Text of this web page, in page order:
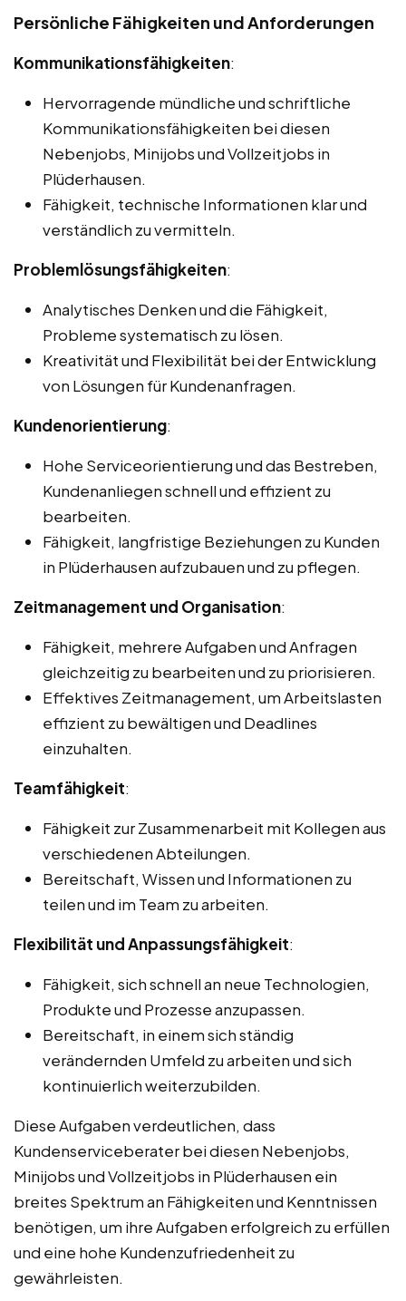
Persönliche Fähigkeiten und Anforderungen
Kommunikationsfähigkeiten:
Hervorragende mündliche und schriftliche
Kommunikationsfähigkeiten bei diesen
Nebenjobs, Minijobs und Vollzeitjobs in
Plüderhausen.
Fähigkeit, technische Informationen klar und
verständlich zu vermitteln.
Problemlösungsfähigkeiten:
Analytisches Denken und die Fähigkeit,
Probleme systematisch zu lösen.
Kreativität und Flexibilität bei der Entwicklung
von Lösungen für Kundenanfragen.
Kundenorientierung:
Hohe Serviceorientierung und das Bestreben,
Kundenanliegen schnell und effizient zu
bearbeiten.
Fähigkeit, langfristige Beziehungen zu Kunden
in Plüderhausen aufzubauen und zu pflegen.
Zeitmanagement und Organisation:
Fähigkeit, mehrere Aufgaben und Anfragen
gleichzeitig zu bearbeiten und zu priorisieren.
Effektives Zeitmanagement, um Arbeitslasten
effizient zu bewältigen und Deadlines
einzuhalten.
Teamfähigkeit:
Fähigkeit zur Zusammenarbeit mit Kollegen aus
verschiedenen Abteilungen.
Bereitschaft, Wissen und Informationen zu
teilen und im Team zu arbeiten.
Flexibilität und Anpassungsfähigkeit:
Fähigkeit, sich schnell an neue Technologien,
Produkte und Prozesse anzupassen.
Bereitschaft, in einem sich ständig
verändernden Umfeld zu arbeiten und sich
kontinuierlich weiterzubilden.
Diese Aufgaben verdeutlichen, dass
Kundenserviceberater bei diesen Nebenjobs,
Minijobs und Vollzeitjobs in Plüderhausen ein
breites Spektrum an Fähigkeiten und Kenntnissen
benötigen, um ihre Aufgaben erfolgreich zu erfüllen
und eine hohe Kundenzufriedenheit zu
gewährleisten.